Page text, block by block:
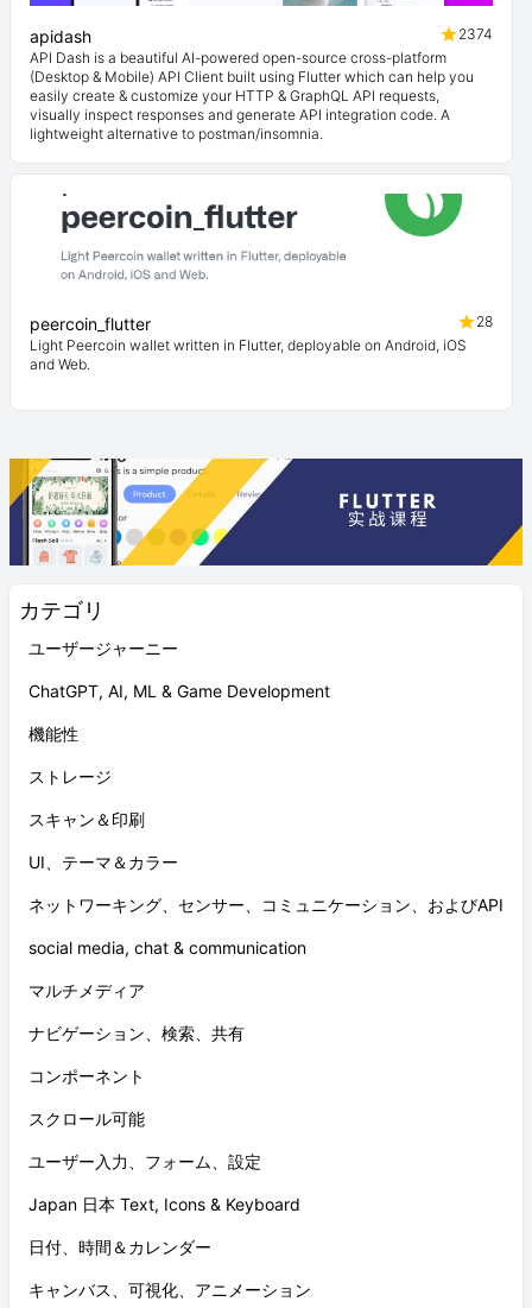
カテゴリ
ユーザージャーニー
ChatGPT, AI, ML & Game Development
機能性
ストレージ
スキャン＆印刷
UI、テーマ＆カラー
ネットワーキング、センサー、コミュニケーション、およびAPI
social media, chat & communication
マルチメディア
ナビゲーション、検索、共有
コンポーネント
スクロール可能
ユーザー入力、フォーム、設定
Japan 日本 Text, Icons & Keyboard
日付、時間＆カレンダー
キャンバス、可視化、アニメーション
apidash
2374
API Dash is a beautiful AI-powered open-source cross-platform
(Desktop & Mobile) API Client built using Flutter which can help you
easily create & customize your HTTP & GraphQL API requests,
visually inspect responses and generate API integration code. A
lightweight alternative to postman/insomnia.
peercoin_flutter
28
Light Peercoin wallet written in Flutter, deployable on Android, iOS
and Web.